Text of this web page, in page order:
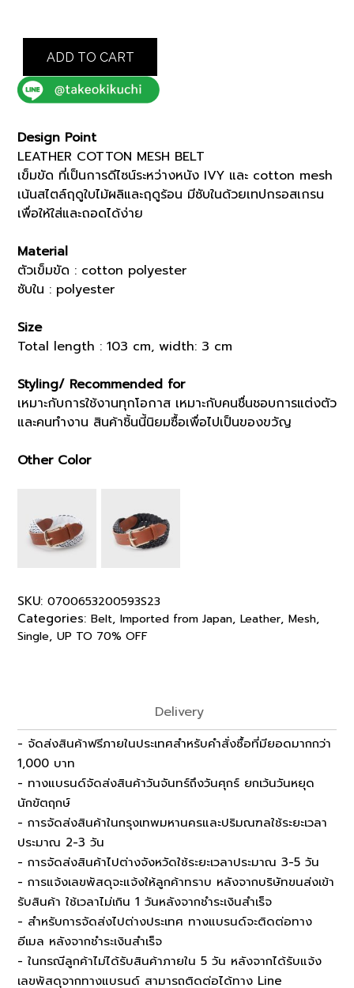
NAVY
LEATHER
COTTON
MESH
(07006532)
quantity
ADD TO CART
Design Point
LEATHER COTTON MESH BELT
เข็มขัด ที่เป็นการดีไซน์ระหว่างหนัง IVY และ cotton mesh
เน้นสไตล์ฤดูใบไม้ผลิและฤดูร้อน มีซับในด้วยเทปกรอสเกรน
เพื่อให้ใส่และถอดได้ง่าย
Material
ตัวเข็มขัด : cotton polyester
ซับใน : polyester
Size
Total length : 103 cm, width: 3 cm
Styling/ Recommended for
เหมาะกับการใช้งานทุกโอกาส เหมาะกับคนชื่นชอบการแต่งตัว
และคนทำงาน สินค้าชิ้นนี้นิยมซื้อเพื่อไปเป็นของขวัญ
Other Color
SKU: 0700653200593S23
Categories: Belt, Imported from Japan, Leather, Mesh,
Single, UP TO 70% OFF
Delivery
- จัดส่งสินค้าฟรีภายในประเทศสำหรับคำสั่งซื้อที่มียอดมากกว่า
1,000 บาท
- ทางแบรนด์จัดส่งสินค้าวันจันทร์ถึงวันศุกร์ ยกเว้นวันหยุด
นักขัตฤกษ์
- การจัดส่งสินค้าในกรุงเทพมหานครและปริมณฑลใช้ระยะเวลา
ประมาณ 2-3 วัน
- การจัดส่งสินค้าไปต่างจังหวัดใช้ระยะเวลาประมาณ 3-5 วัน
- การแจ้งเลขพัสดุจะแจ้งให้ลูกค้าทราบ หลังจากบริษัทขนส่งเข้า
รับสินค้า ใช้เวลาไม่เกิน 1 วันหลังจากชำระเงินสำเร็จ
- สำหรับการจัดส่งไปต่างประเทศ ทางแบรนด์จะติดต่อทาง
อีเมล หลังจากชำระเงินสำเร็จ
- ในกรณีลูกค้าไม่ได้รับสินค้าภายใน 5 วัน หลังจากได้รับแจ้ง
เลขพัสดุจากทางแบรนด์ สามารถติดต่อได้ทาง Line